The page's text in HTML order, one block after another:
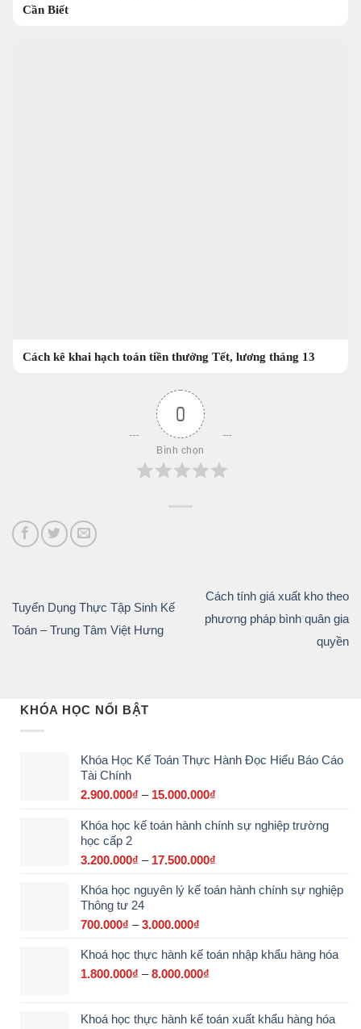
Cần Biết
Cách kê khai hạch toán tiền thưởng Tết, lương tháng 13
0
Bình chọn
Tuyển Dụng Thực Tập Sinh Kế
Toán – Trung Tâm Việt Hưng
Cách tính giá xuất kho theo
phương pháp bình quân gia
quyền
KHÓA HỌC NỔI BẬT
Khóa Học Kế Toán Thực Hành Đọc Hiểu Báo Cáo
Tài Chính
2.900.000₫ – 15.000.000₫
từ
Khóa học kế toán hành chính sự nghiệp trường
học cấp 2
3.200.000₫ – 17.500.000₫
từ
Khóa học nguyên lý kế toán hành chính sự nghiệp
Thông tư 24
700.000₫ – 3.000.000₫
từ
700.000₫
Khoá học thực hành kế toán nhập khẩu hàng hóa
1.800.000₫ – 8.000.000₫
1.800.000₫
Khoá học thực hành kế toán xuất khẩu hàng hóa